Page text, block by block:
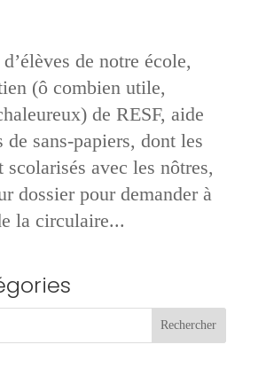
de notre école,
(ô combien utile,
de RESF, aide
de sans-papiers, dont les
scolarisés avec les nôtres,
dossier pour demander à
la circulaire...